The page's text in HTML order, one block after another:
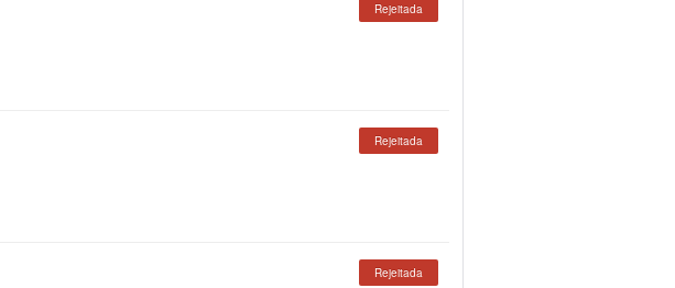
Rejeitada
Rejeitada
Rejeitada